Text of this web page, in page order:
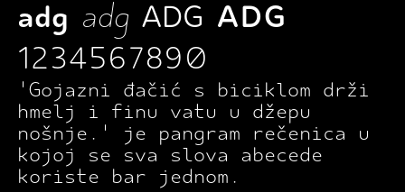
adg adg ADG ADG
1234567890
'Gojazni đačić s biciklom drži
hmelj i finu vatu u džepu
nošnje.' je pangram rečenica u
kojoj se sva slova abecede
koriste bar jednom.